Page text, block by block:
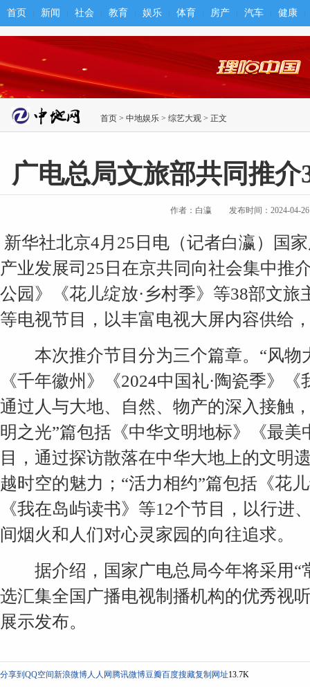
首页 新闻 社会 教育 娱乐 体育 房产 汽车 健康
首页 > 中地娱乐 > 综艺大观 > 正文
广电总局文旅部共同推
作者：白瀛 发布时间：2024-04-26
新华社北京4月25日电（记者白瀛）国
产业发展司25日在京共同向社会集中推
公园》《花儿绽放·乡村季》等38部文
等电视节目，以丰富电视大屏内容供给
本次推介节目分为三个篇章。“风物
《千年徽州》《2024中国礼·陶瓷季》
通过人与大地、自然、物产的深入接触
明之光”篇包括《中华文明地标》《最
目，通过探访散落在中华大地上的文明
越时空的魅力；“活力相约”篇包括《花
《我在岛屿读书》等12个节目，以行进
间烟火和人们对心灵家园的向往追求。
据介绍，国家广电总局今年将采用“
选汇集全国广播电视制播机构的优秀视
展示发布。
分享到 QQ空间新浪微博人人网 腾讯微博豆瓣百度搜藏复制网址13.7K